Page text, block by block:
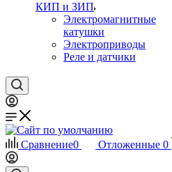
КИП и ЗИП
Электромагнитные
катушки
Электроприводы
Реле и датчики
Сравнение0 Отложенные 0